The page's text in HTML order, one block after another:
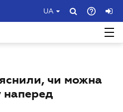
UA
чи можна
наперед